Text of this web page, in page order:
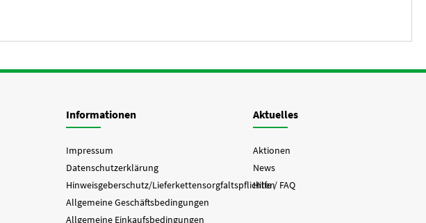
Informationen
Impressum
Datenschutzerklärung
Hinweisgeberschutz/Lieferkettensorgfaltspflichten
Allgemeine Geschäftsbedingungen
Allgemeine Einkaufsbedingungen
Aktuelles
Aktionen
News
Hilfe / FAQ